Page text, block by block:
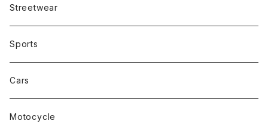
Streetwear
Sports
Cars
Motocycle